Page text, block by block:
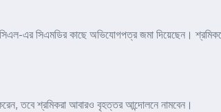
এর সিএমডির কাছে অভিযোগপত্র জমা দিয়েছেন।
করেন, তবে শ্রমিকরা আবারও বৃহত্তর আন্দোলনে নামবেন।